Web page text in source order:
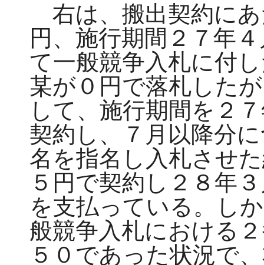
右は、搬出契約に
円、施行期間２７年
て一般競争入札に付
某が０円で落札した
して、施行期間を２
契約し、７月以降分
名を指名し入札させ
５円で契約し２８年
を支払っている。し
般競争入札における
５０であった状況で